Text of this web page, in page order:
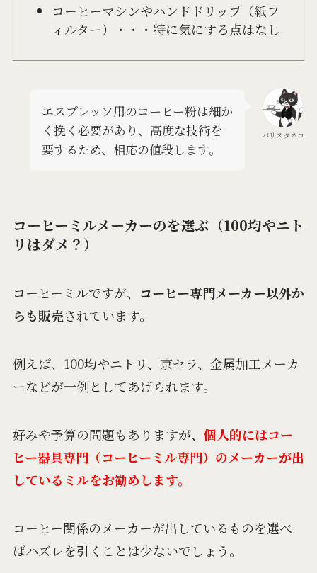
コーヒーマシンやハンドドリップ（紙フ
ィルター）・・・特に気にする点はなし
バリスタネコ
エスプレッソ用のコーヒー粉は細か
く挽く必要があり、高度な技術を
要するため、相応の値段します。
コーヒーミルメーカーのを選ぶ（100均やニト
リはダメ？）
コーヒーミルですが、 コーヒー専門メーカー以外か
らも販売されています。
例えば、100均やニトリ、京セラ、金属加工メーカ
ーなどが一例としてあげられます。
好みや予算の問題もありますが、 個人的にはコー
ヒー器具専門（コーヒーミル専門）のメーカーが出
しているミルをお勧めします。
コーヒー関係のメーカーが出しているものを選べ
ばハズレを引くことは少ないでしょう。